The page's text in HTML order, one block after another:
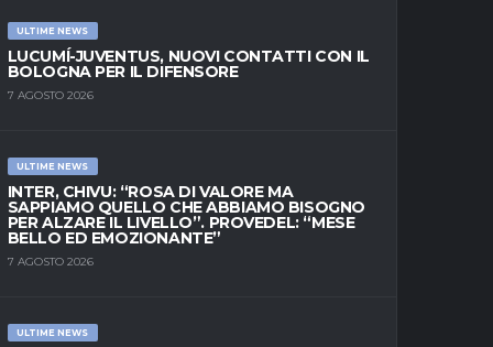
ULTIME NEWS
LUCUMÍ-JUVENTUS, NUOVI CONTATTI CON IL
BOLOGNA PER IL DIFENSORE
7 AGOSTO 2026
ULTIME NEWS
INTER, CHIVU: “ROSA DI VALORE MA
SAPPIAMO QUELLO CHE ABBIAMO BISOGNO
PER ALZARE IL LIVELLO”. PROVEDEL: “MESE
BELLO ED EMOZIONANTE”
7 AGOSTO 2026
ULTIME NEWS